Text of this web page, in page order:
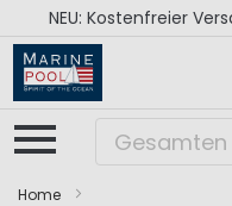
NEU: Kostenfreier
Home